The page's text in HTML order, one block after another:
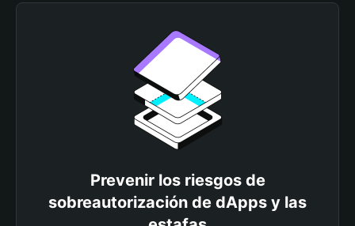
Prevenir los riesgos de
sobreautorización de dApps y las